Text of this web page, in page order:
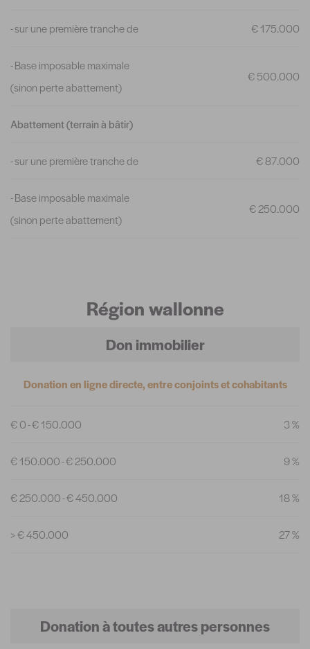
- sur une première tranche de € 175.000
- Base imposable maximale
(sinon perte abattement)
€ 500.000
Abattement (terrain à bâtir)
- sur une première tranche de € 87.000
- Base imposable maximale
(sinon perte abattement)
€ 250.000
Région wallonne
Don immobilier
Donation en ligne directe, entre conjoints et cohabitants
€ 0 - € 150.000 3 %
€ 150.000 - € 250.000 9 %
€ 250.000 - € 450.000 18 %
> € 450.000 27 %
Donation à toutes autres personnes